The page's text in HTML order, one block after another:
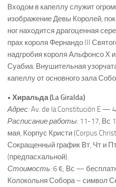
Входом в капеллу служит
изображение Девы Королей,
ног находится драгоценная
прах короля Фернандо III
надгробия короля Альфонсо Х
Суабиа. Внушительная
капеллу от основного зала
• Хиральда (La Giralda)
Адрес:Av. de la Constitución E —
Расписание работы: 11-17, Вс
мая, Корпус Кристи (Corpus
Сокращенный график Вт, Чт и
(предпасхальной).
Стоимость:6 €; Вс —
Колокольня Собора – символ